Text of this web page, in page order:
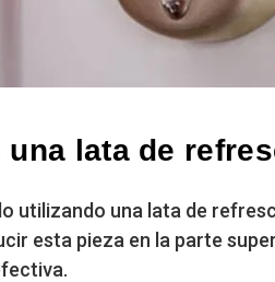
lata de
utilizando una lata de
esta pieza en la parte